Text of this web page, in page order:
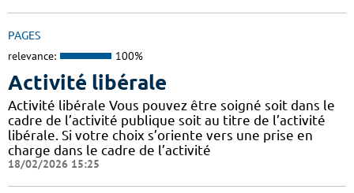
PAGES
relevance: 100%
Activité libérale
Activité libérale Vous pouvez être soigné soit dans le
cadre de l’activité publique soit au titre de l’activité
libérale. Si votre choix s’oriente vers une prise en
charge dans le cadre de l’activité
18/02/2026 15:25